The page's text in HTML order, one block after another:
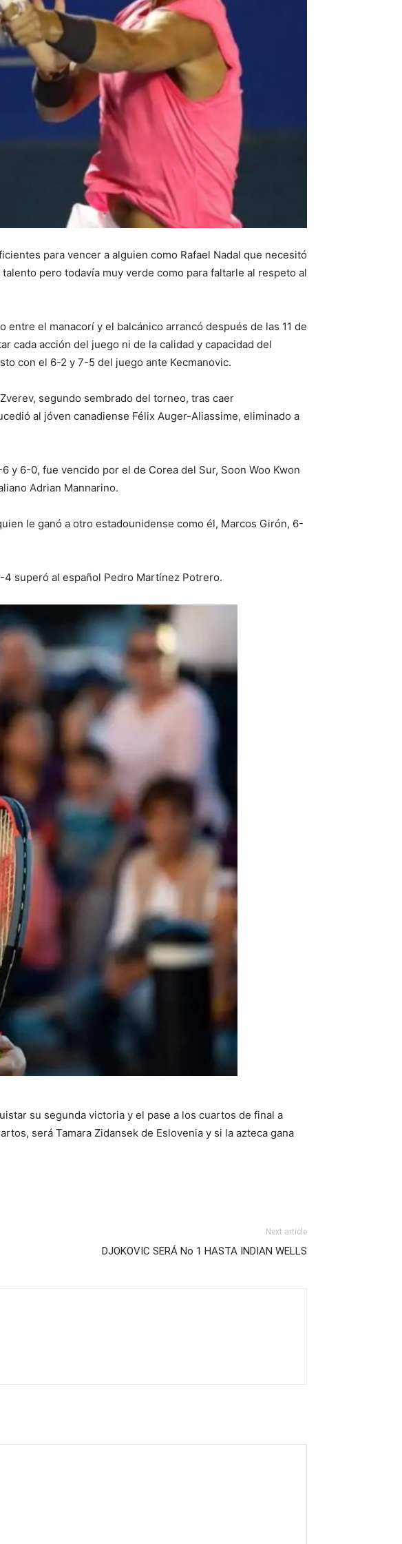
para vencer a alguien como Rafael Nadal que necesitó
pero todavía muy verde como para faltarle al respeto al
el manacorí y el balcánico arrancó después de las 11 de
cada acción del juego ni de la calidad y capacidad del
con el 6-2 y 7-5 del juego ante Kecmanovic.
segundo sembrado del torneo, tras caer
al jóven canadiense Félix Auger-Aliassime, eliminado a
y 6-0, fue vencido por el de Corea del Sur, Soon Woo Kwon
Adrian Mannarino.
le ganó a otro estadounidense como él, Marcos Girón, 6-
superó al español Pedro Martínez Potrero.
su segunda victoria y el pase a los cuartos de final a
será Tamara Zidansek de Eslovenia y si la azteca gana
Next article
DJOKOVIC SERÁ No 1 HASTA INDIAN WELLS